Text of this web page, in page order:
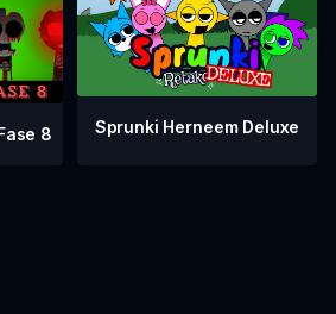
8 Sprunki Herneem Deluxe